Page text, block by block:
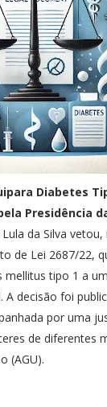
Diabetes
Presidência
da Silva vetou,
de Lei 2687/22,
mellitus tipo 1 a
A decisão foi
por uma
de diferentes
(AGU).